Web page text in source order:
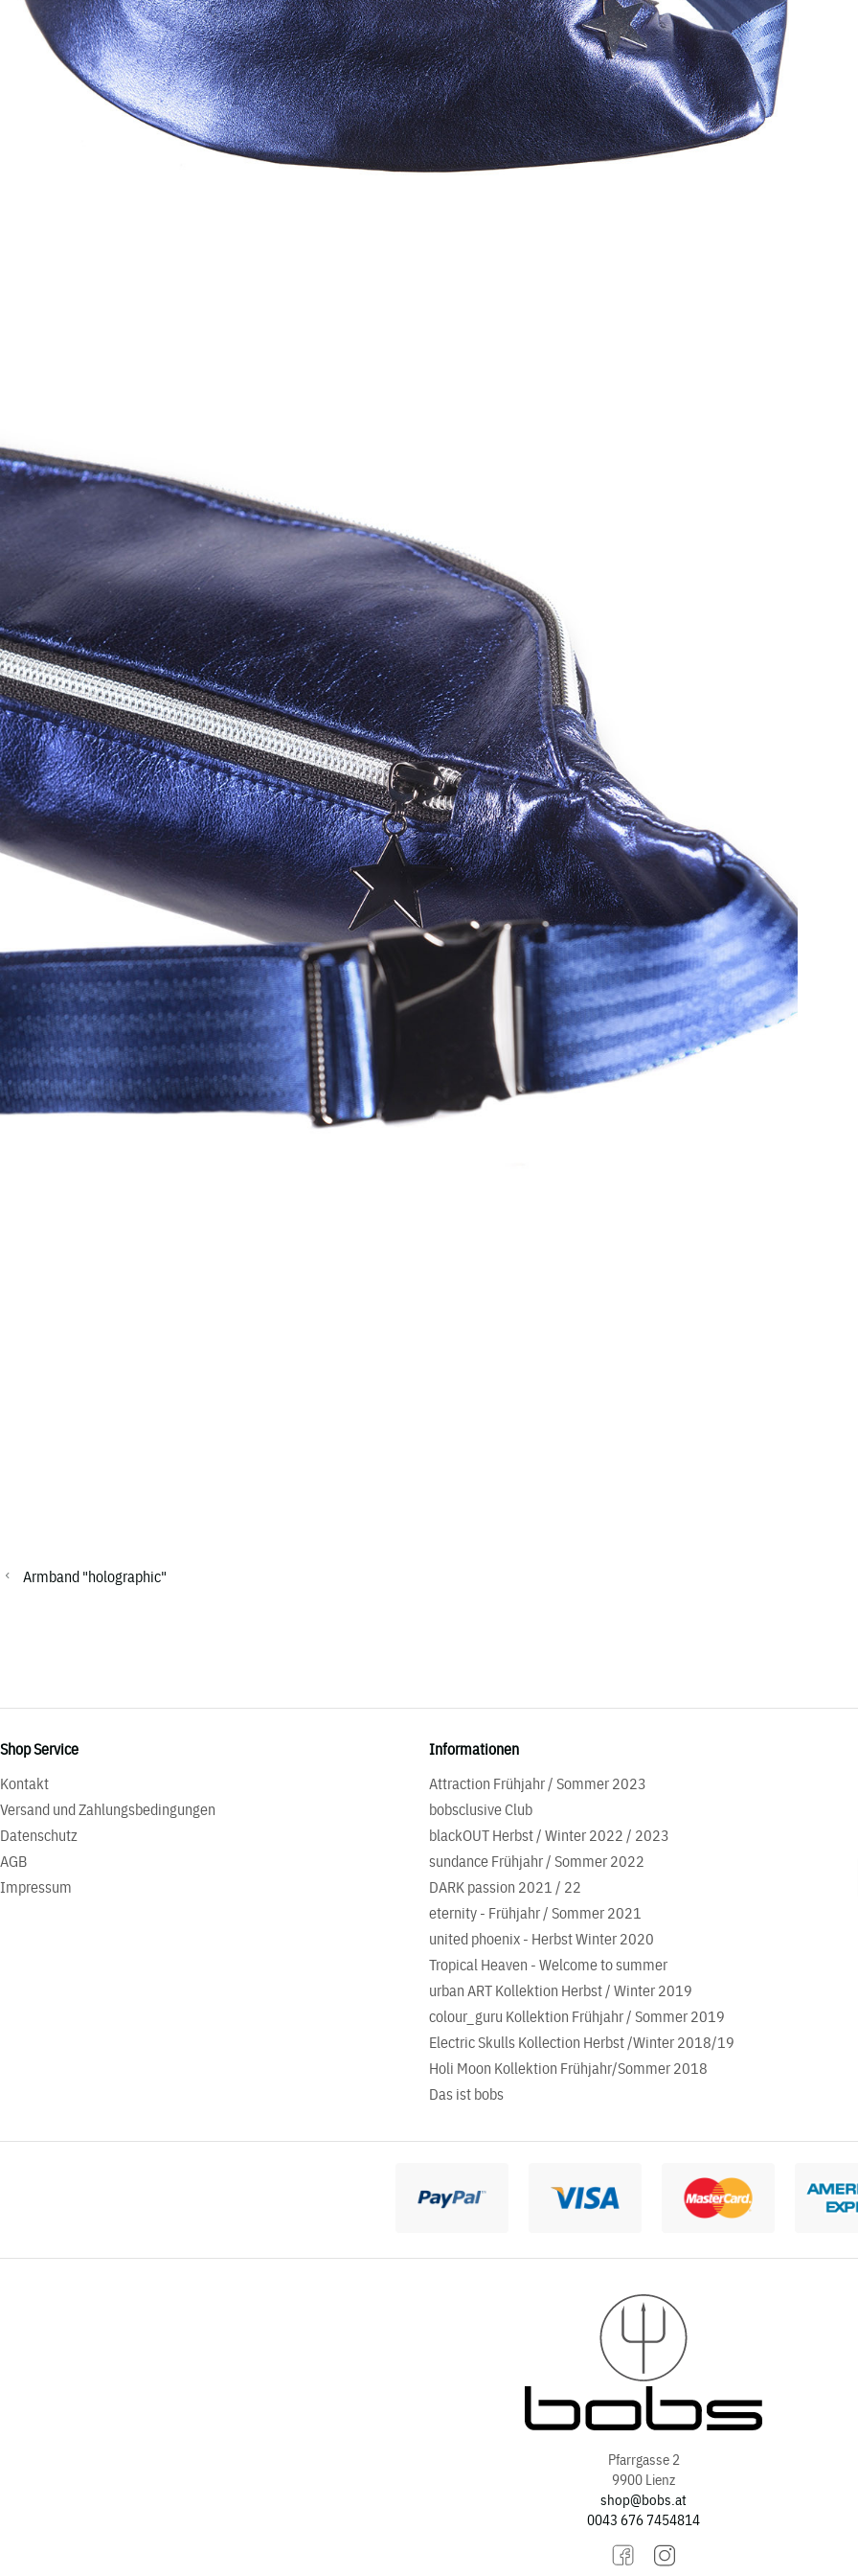
Armband "holographic"
Shop Service
Kontakt
Versand und Zahlungsbedingungen
Datenschutz
AGB
Impressum
Informationen
Attraction Frühjahr / Sommer 2023
bobsclusive Club
blackOUT Herbst / Winter 2022 / 2023
sundance Frühjahr / Sommer 2022
DARK passion 2021 / 22
eternity - Frühjahr / Sommer 2021
united phoenix - Herbst Winter 2020
Tropical Heaven - Welcome to summer
urban ART Kollektion Herbst / Winter 2019
colour_guru Kollektion Frühjahr / Sommer 2019
Electric Skulls Kollection Herbst /Winter 2018/19
Holi Moon Kollektion Frühjahr/Sommer 2018
Das ist bobs
Pfarrgasse 2
9900 Lienz
shop@bobs.at
0043 676 7454814